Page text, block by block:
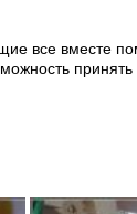
все вместе